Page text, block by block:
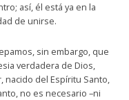
así, él está ya en la
de unirse.
sin embargo, que
verdadera de Dios,
nacido del Espíritu Santo,
no es necesario –ni